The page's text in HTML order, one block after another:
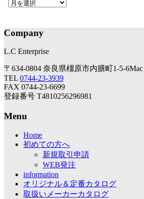
Company
L.C Enterprise
〒634-0804 奈良県橿原市内膳町1-5-
TEL 0744-23-3939
FAX 0744-23-6699
登録番号 T4810256296981
Menu
Home
初めての方へ
新規取引申請
WEB発注
information
オリジナル＆定番カタログ
取扱いメーカーカタログ